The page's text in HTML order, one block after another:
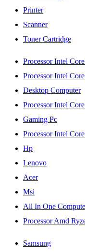
Printer
Scanner
Toner Cartridge
Processor Intel
Processor Intel
Desktop Computer
Processor Intel
Gaming Pc
Processor Intel
Hp
Lenovo
Acer
Msi
All In One
Processor Amd
Samsung